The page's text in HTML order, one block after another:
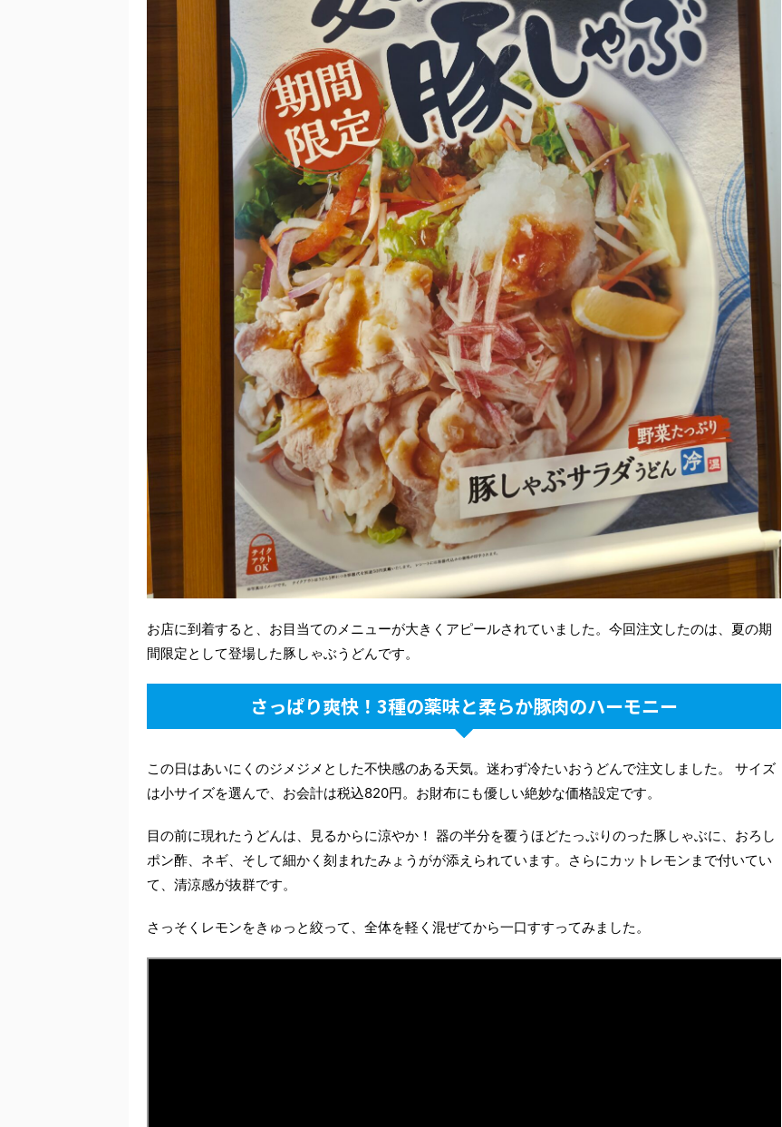
お店に到着すると、お目当てのメニューが大きくアピールされていました。今回注文したのは、夏の期
間限定として登場した豚しゃぶうどんです。
さっぱり爽快！3種の薬味と柔らか豚肉のハーモニー
この日はあいにくのジメジメとした不快感のある天気。迷わず冷たいおうどんで注文しました。 サイズ
は小サイズを選んで、お会計は税込820円。お財布にも優しい絶妙な価格設定です。
目の前に現れたうどんは、見るからに涼やか！ 器の半分を覆うほどたっぷりのった豚しゃぶに、おろし
ポン酢、ネギ、そして細かく刻まれたみょうがが添えられています。さらにカットレモンまで付いてい
て、清涼感が抜群です。
さっそくレモンをきゅっと絞って、全体を軽く混ぜてから一口すすってみました。